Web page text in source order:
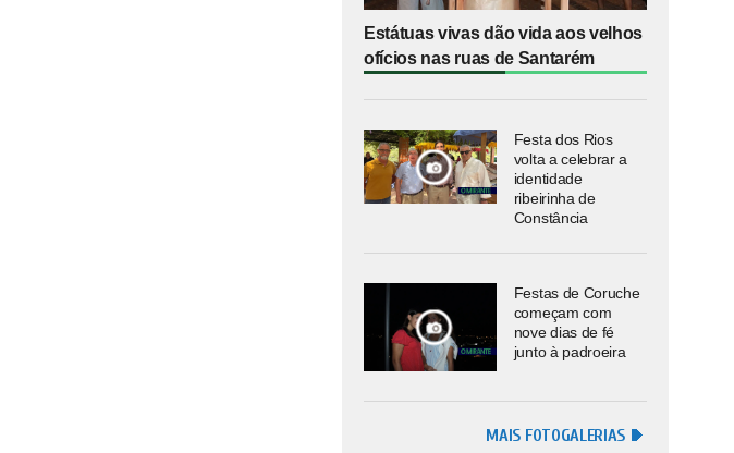
Estátuas vivas dão vida aos velhos
ofícios nas ruas de Santarém
Festa dos Rios
volta a celebrar a
identidade
ribeirinha de
Constância
Festas de Coruche
começam com
nove dias de fé
junto à padroeira
MAIS FOTOGALERIAS